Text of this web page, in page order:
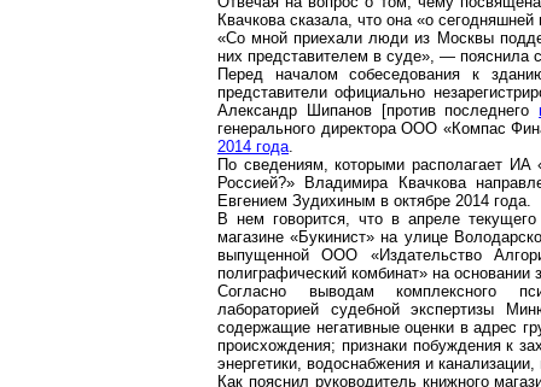
Квачкова сказала, что она «о
«Со мной приехали люди из Москвы
них представителем в суде», — пояснила
Перед началом собеседования к
представители официально
Александр Шипанов [против последнего
генерального директора ООО «Компас
2014 года.
По сведениям, которыми располагает ИА
Россией?» Владимира Квачкова
Евгением Зудихиным в октябре 2014 года.
В нем говорится, что в апреле
магазине «Букинист» на улице
выпущенной ООО «Издательство
полиграфический комбинат» на основании
Согласно выводам комплексного
лабораторией судебной экспертизы
содержащие негативные оценки в адрес
происхождения; признаки побуждения к
энергетики, водоснабжения и
Как пояснил руководитель книжного